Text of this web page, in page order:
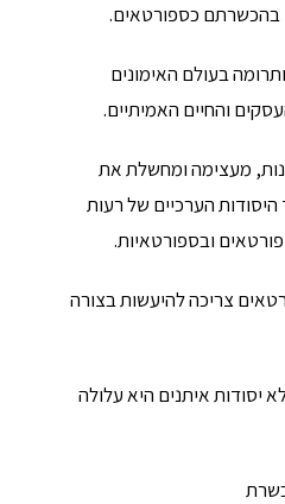
בהכשרתם כספורטאים.
בעולם האימונים
והחיים האמיתיים.
מעצימה ומחשלת את
הערכיים של רעות
ובספורטאיות.
צריכה להיעשות בצורה
יסודות איתנים היא עלולה